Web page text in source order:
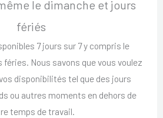
le dimanche et jours
fériés
7 jours sur 7 y compris le
Nous savons que vous voulez
disponibilités tel que des jours
ou autres moments en dehors de
temps de travail.